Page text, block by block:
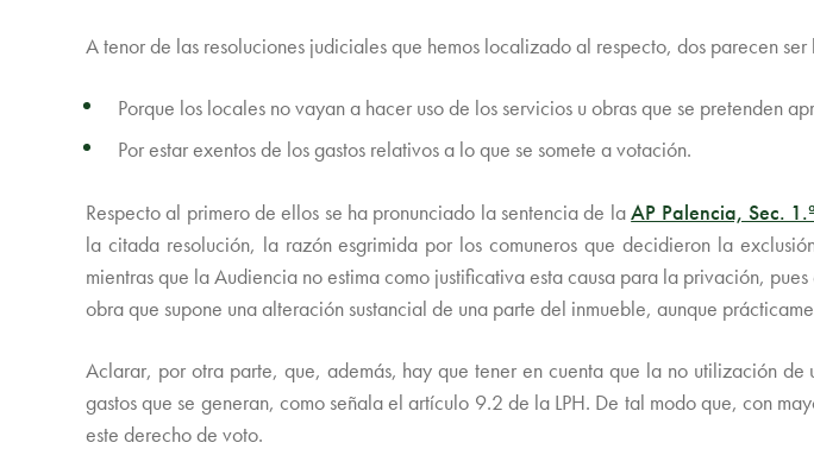
A tenor de las resoluciones judiciales que hemos localizado al respecto, dos parecen ser
Porque los locales no vayan a hacer uso de los servicios u obras que se pretenden
Por estar exentos de los gastos relativos a lo que se somete a votación.
Respecto al primero de ellos se ha pronunciado la sentencia de laAP Palencia, Sec.
la citada resolución, la razón esgrimida por los comuneros que decidieron la
mientras que la Audiencia no estima como justificativa esta causa para la privación,
obra que supone una alteración sustancial de una parte del inmueble, aunque
Aclarar, por otra parte, que, además, hay que tener en cuenta que la no utilización
gastos que se generan, como señala el artículo 9.2 de la LPH. De tal modo que, con
este derecho de voto.